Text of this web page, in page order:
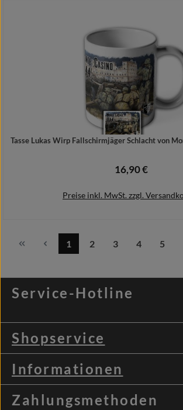
Tasse Lukas Wirp Fallschirmjäger Schlacht von
Regulärer Preis:
16,90 €
Preise inkl. MwSt. zzgl.
Seite
1
Seite
2
Seite
3
Seite
4
Seite
5
Service-Hotline
Shopservice
Informationen
Zahlungsmethoden